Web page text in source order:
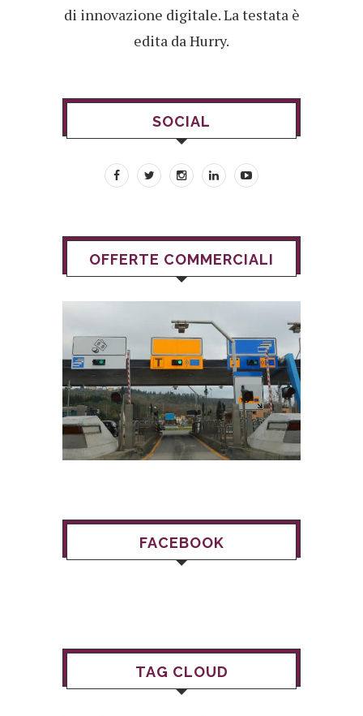
di innovazione digitale. La testata è
edita da Hurry.
SOCIAL
OFFERTE COMMERCIALI
FACEBOOK
TAG CLOUD